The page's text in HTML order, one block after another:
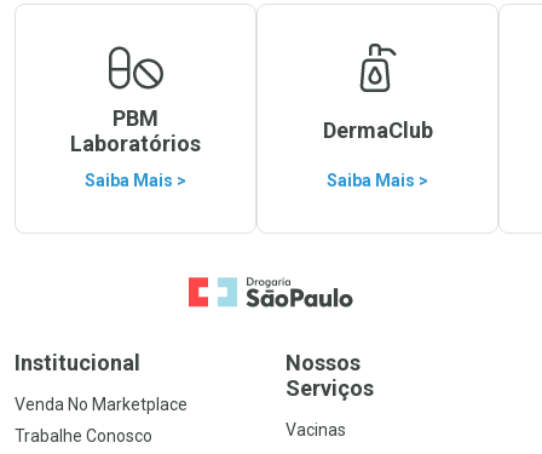
PBM
Laboratórios
Saiba Mais >
DermaClub
Saiba Mais >
Ir para a Home
Institucional
Venda No Marketplace
Trabalhe Conosco
Nossos
Serviços
Vacinas